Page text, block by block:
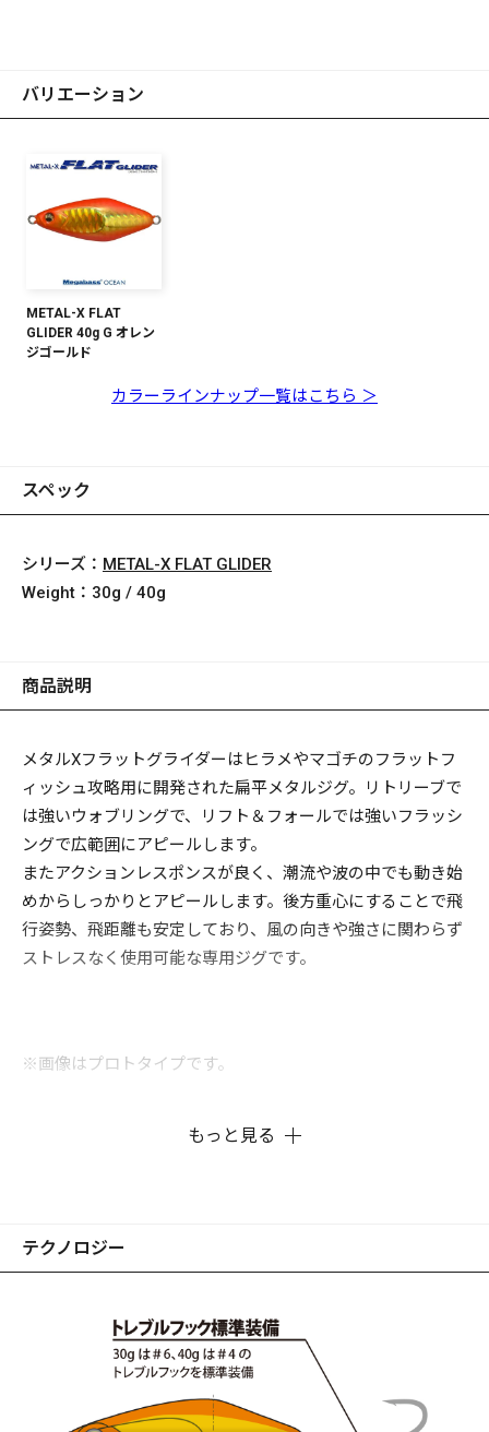
バリエーション
METAL-X FLAT
GLIDER 40g G オレン
ジゴールド
カラーラインナップ一覧はこちら ＞
スペック
シリーズ： METAL-X FLAT GLIDER
Weight： 30g / 40g
商品説明
メタルXフラットグライダーはヒラメやマゴチのフラットフ
ィッシュ攻略用に開発された扁平メタルジグ。リトリーブで
は強いウォブリングで、リフト＆フォールでは強いフラッシ
ングで広範囲にアピールします。
またアクションレスポンスが良く、潮流や波の中でも動き始
めからしっかりとアピールします。後方重心にすることで飛
行姿勢、飛距離も安定しており、風の向きや強さに関わらず
ストレスなく使用可能な専用ジグです。
※画像はプロトタイプです。
もっと見る
テクノロジー